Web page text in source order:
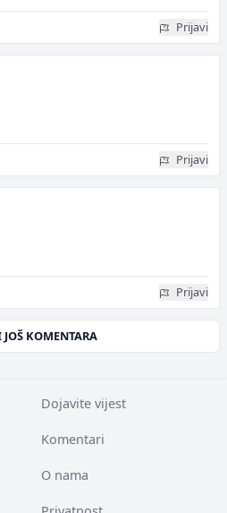
Prijavi
Prijavi
Prijavi
KOMENTARA
Dojavite vijest
Komentari
O nama